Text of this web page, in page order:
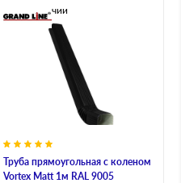
Труба прямоугольная с коленом
Vortex Matt 1м RAL 9005
В наличии